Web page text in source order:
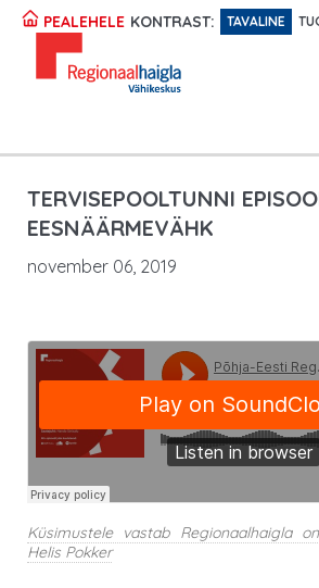
PEALEHELE KONTRAST: TAVALINE
617 1049
Erakorraline abi:
TERVISEPOOLTUNNI
EESNÄÄRMEVÄHK
november 06, 2019
Küsimustele vastab Regionaalhaigla
Helis Pokker